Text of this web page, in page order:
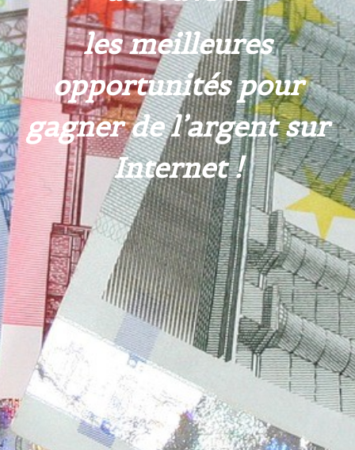
les meilleures
opportunités pour
gagner de l’argent sur
Internet !